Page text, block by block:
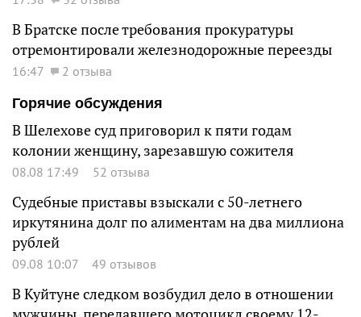
В Братске после требования прокуратуры
отремонтировали железнодорожные переезды
16:47
2 отзыва
Горячие обсуждения
В Шелехове суд приговорил к пяти годам
колонии женщину, зарезавшую сожителя
08.08 17:49 52 отзыва
Судебные приставы взыскали с 50-летнего
иркутянина долг по алиментам на два миллиона
рублей
09.08 10:07 49 отзывов
В Куйтуне следком возбудил дело в отношении